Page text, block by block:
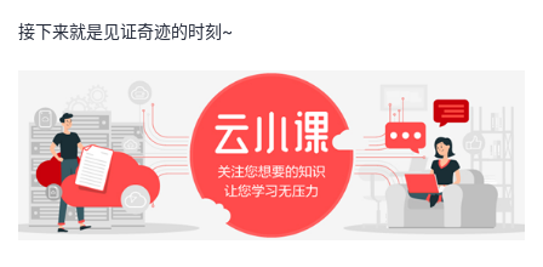
我
的
博
客
我
的
论
我
的
我
接下来就是见证奇迹的时刻~